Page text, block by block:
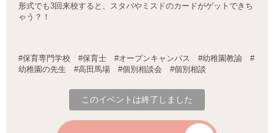
形式でも3回来校すると、スタバやミスドのカードがゲットできち
ゃう？！
#保育専門学校 #保育士 #オープンキャンパス #幼稚園教諭 #
幼稚園の先生 #高田馬場 #個別相談会 #個別相談
このイベントは終了しました